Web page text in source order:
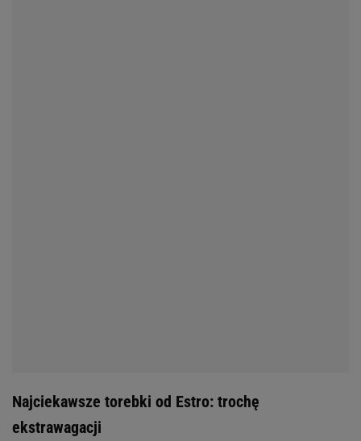
Najciekawsze torebki od Estro: trochę
ekstrawagacji